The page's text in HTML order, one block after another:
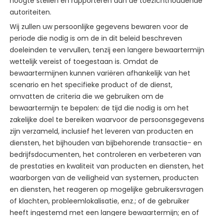
autoriteiten.
Wij zullen uw persoonlijke gegevens bewaren voor de
periode die nodig is om de in dit beleid beschreven
doeleinden te vervullen, tenzij een langere bewaartermijn
wettelijk vereist of toegestaan is. Omdat de
bewaartermijnen kunnen variëren afhankelijk van het
scenario en het specifieke product of de dienst,
omvatten de criteria die we gebruiken om de
bewaartermijn te bepalen: de tijd die nodig is om het
zakelijke doel te bereiken waarvoor de persoonsgegevens
zijn verzameld, inclusief het leveren van producten en
diensten, het bijhouden van bijbehorende transactie- en
bedrijfsdocumenten, het controleren en verbeteren van
de prestaties en kwaliteit van producten en diensten, het
waarborgen van de veiligheid van systemen, producten
en diensten, het reageren op mogelijke gebruikersvragen
of klachten, probleemlokalisatie, enz.; of de gebruiker
heeft ingestemd met een langere bewaartermijn; en of